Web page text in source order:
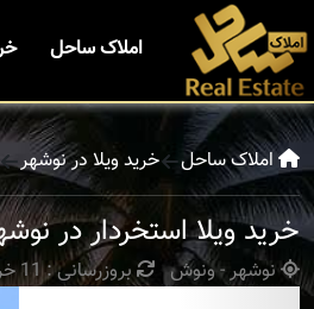
املاک ساحل
املاک ساحل خرید ویلا در نوشهر
خرید ویلا استخردار در
نوشهر - ونوش بروزرسانی : 11 خرداد 1404